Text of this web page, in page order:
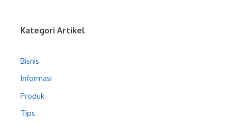
Kategori Artikel
Bisnis
Informasi
Produk
Tips